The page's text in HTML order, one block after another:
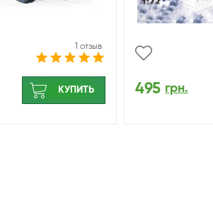
1 отзыв
КУПИТЬ 495 грн.